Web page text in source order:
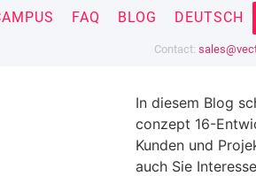
Contact:
FAQ BLOG DEUTSCH
In diesem Blog
conzept 16-
Kunden und
auch Sie